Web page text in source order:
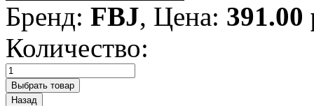
Бренд: FBJ, Цена: 391.00
Количество: